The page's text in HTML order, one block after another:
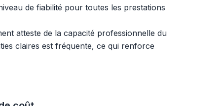
de fiabilité pour toutes les prestations
atteste de la capacité professionnelle du
claires est fréquente, ce qui renforce